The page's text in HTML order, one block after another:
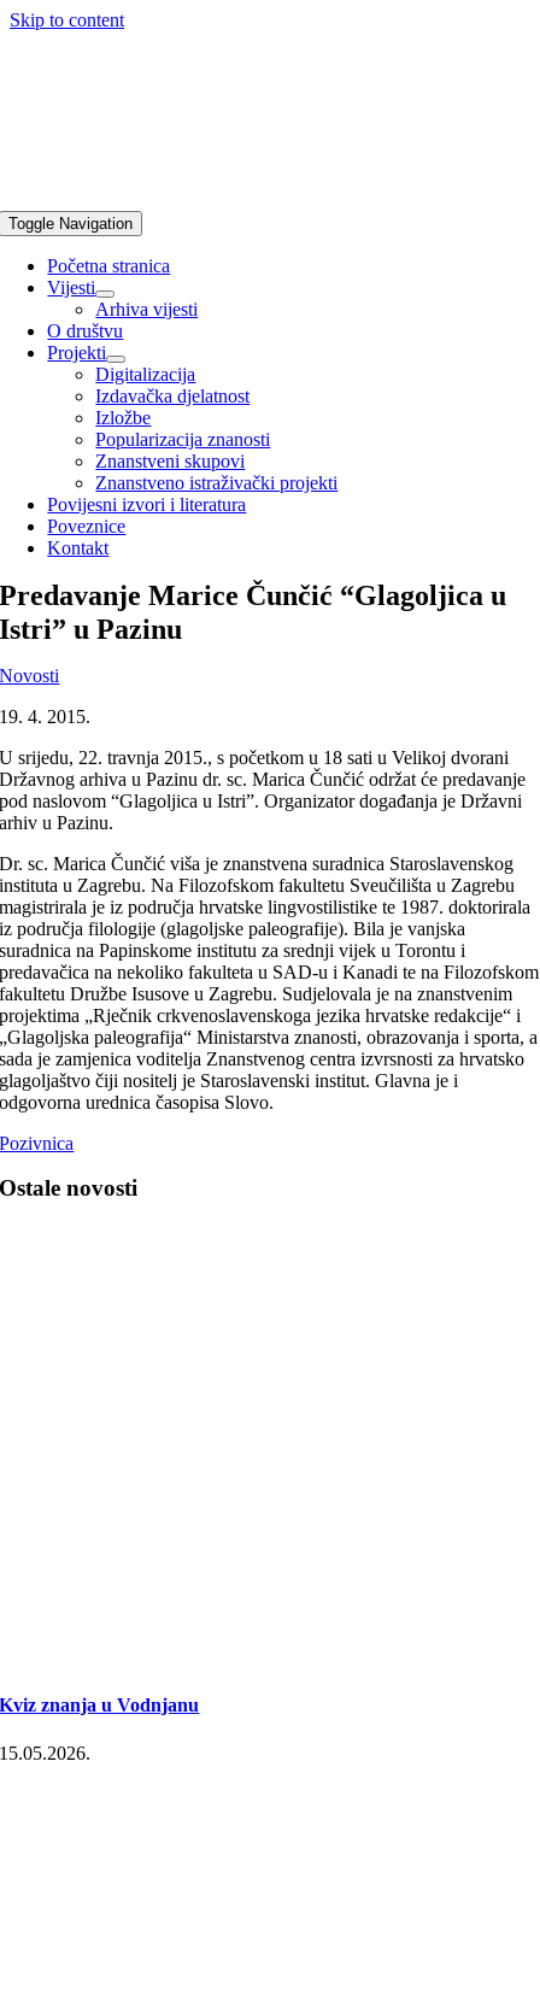
Skip to content
Toggle Navigation
Početna stranica
Vijesti
Arhiva vijesti
O društvu
Projekti
Digitalizacija
Izdavačka djelatnost
Izložbe
Popularizacija znanosti
Znanstveni skupovi
Znanstveno istraživački projekti
Povijesni izvori i literatura
Poveznice
Kontakt
Predavanje Marice Čunčić “Glagoljica u
Istri” u Pazinu
Novosti
19. 4. 2015.
U srijedu, 22. travnja 2015., s početkom u 18 sati u Velikoj dvorani
Državnog arhiva u Pazinu dr. sc. Marica Čunčić održat će predavanje
pod naslovom “Glagoljica u Istri”. Organizator događanja je Državni
arhiv u Pazinu.
Dr. sc. Marica Čunčić viša je znanstvena suradnica Staroslavenskog
instituta u Zagrebu. Na Filozofskom fakultetu Sveučilišta u Zagrebu
magistrirala je iz područja hrvatske lingvostilistike te 1987. doktorirala
iz područja filologije (glagoljske paleografije). Bila je vanjska
suradnica na Papinskome institutu za srednji vijek u Torontu i
predavačica na nekoliko fakulteta u SAD-u i Kanadi te na Filozofskom
fakultetu Družbe Isusove u Zagrebu. Sudjelovala je na znanstvenim
projektima „Rječnik crkvenoslavenskoga jezika hrvatske redakcije“ i
„Glagoljska paleografija“ Ministarstva znanosti, obrazovanja i sporta, a
sada je zamjenica voditelja Znanstvenog centra izvrsnosti za hrvatsko
glagoljaštvo čiji nositelj je Staroslavenski institut. Glavna je i
odgovorna urednica časopisa Slovo.
Pozivnica
Ostale novosti
Kviz znanja u Vodnjanu
15.05.2026.